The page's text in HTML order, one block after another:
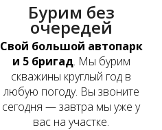
Бурим без
очередей
Свой большой автопарк
и 5 бригад. Мы бурим
скважины круглый год в
любую погоду. Вы звоните
сегодня — завтра мы уже у
вас на участке.